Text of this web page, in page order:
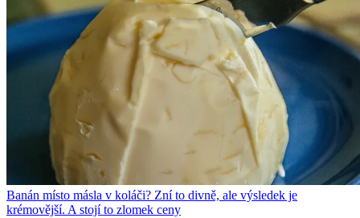
Banán místo másla v koláči? Zní to divně, ale výsledek je
krémovější. A stojí to zlomek ceny